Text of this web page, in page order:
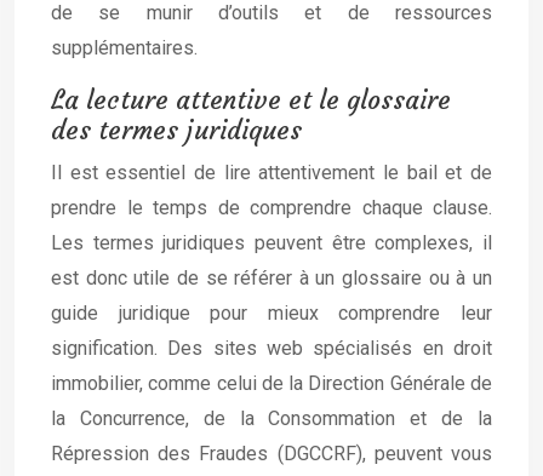
de se munir d’outils et de ressources
supplémentaires.
La lecture attentive et le glossaire
des termes juridiques
Il est essentiel de lire attentivement le bail et de
prendre le temps de comprendre chaque clause.
Les termes juridiques peuvent être complexes, il
est donc utile de se référer à un glossaire ou à un
guide juridique pour mieux comprendre leur
signification. Des sites web spécialisés en droit
immobilier, comme celui de la Direction Générale de
la Concurrence, de la Consommation et de la
Répression des Fraudes (DGCCRF), peuvent vous